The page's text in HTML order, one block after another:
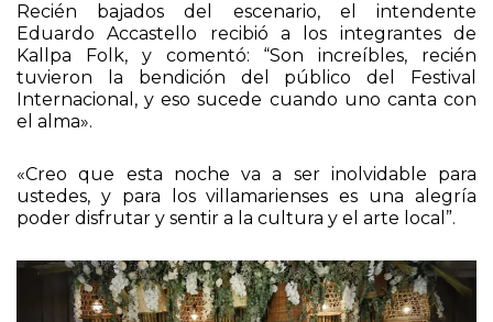
Recién bajados del escenario, el intendente
Eduardo Accastello recibió a los integrantes de
Kallpa Folk, y comentó: “Son increíbles, recién
tuvieron la bendición del público del Festival
Internacional, y eso sucede cuando uno canta con
el alma».
«Creo que esta noche va a ser inolvidable para
ustedes, y para los villamarienses es una alegría
poder disfrutar y sentir a la cultura y el arte local”.